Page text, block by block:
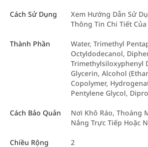
Cách Sử Dụng
Xem Hướng Dẫn Sử
Thông Tin Chi Tiết Của
Thành Phần
Water, Trimethyl
Octyldodecanol,
Trimethylsiloxyphenyl
Glycerin, Alcohol
Copolymer,
Pentylene Glycol,
Cách Bảo Quản
Nơi Khô Ráo, Thoáng
Nắng Trực Tiếp Hoặc
Chiều Rộng 2